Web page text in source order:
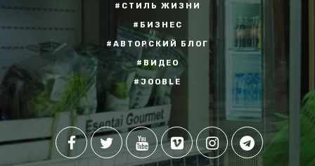
#СТИЛЬ ЖИЗНИ
#БИЗНЕС
#АВТОРСКИЙ БЛОГ
#ВИДЕО
#JOOBLE